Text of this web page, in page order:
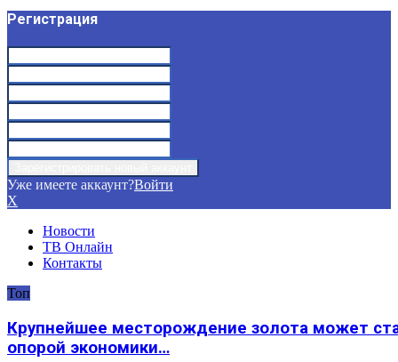
Регистрация
Уже имеете аккаунт?Войти
X
Новости
ТВ Онлайн
Контакты
Топ
Крупнейшее месторождение золота может
опорой экономики…